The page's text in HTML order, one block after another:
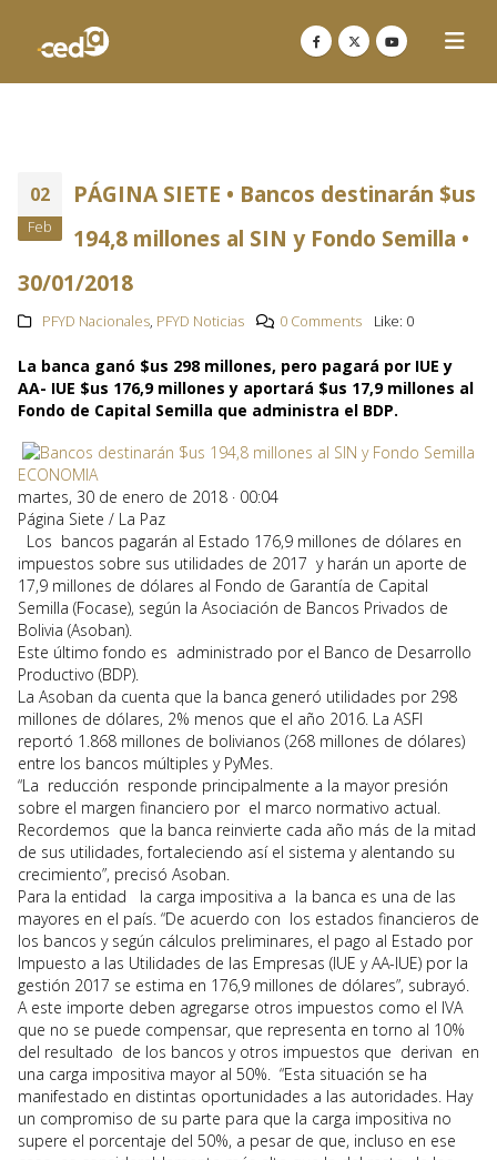
02
Feb
PÁGINA SIETE • Bancos destinarán $us
194,8 millones al SIN y Fondo Semilla •
30/01/2018
PFYD Nacionales, PFYD Noticias 0 Comments Like: 0
La banca ganó $us 298 millones, pero pagará por IUE y
AA- IUE $us 176,9 millones y aportará $us 17,9 millones al
Fondo de Capital Semilla que administra el BDP.
ECONOMIA
martes, 30 de enero de 2018 · 00:04
Página Siete / La Paz
Los bancos pagarán al Estado 176,9 millones de dólares en
impuestos sobre sus utilidades de 2017 y harán un aporte de
17,9 millones de dólares al Fondo de Garantía de Capital
Semilla (Focase), según la Asociación de Bancos Privados de
Bolivia (Asoban).
Este último fondo es administrado por el Banco de Desarrollo
Productivo (BDP).
La Asoban da cuenta que la banca generó utilidades por 298
millones de dólares, 2% menos que el año 2016. La ASFI
reportó 1.868 millones de bolivianos (268 millones de dólares)
entre los bancos múltiples y PyMes.
“La reducción responde principalmente a la mayor presión
sobre el margen financiero por el marco normativo actual.
Recordemos que la banca reinvierte cada año más de la mitad
de sus utilidades, fortaleciendo así el sistema y alentando su
crecimiento”, precisó Asoban.
Para la entidad la carga impositiva a la banca es una de las
mayores en el país. “De acuerdo con los estados financieros de
los bancos y según cálculos preliminares, el pago al Estado por
Impuesto a las Utilidades de las Empresas (IUE y AA-IUE) por la
gestión 2017 se estima en 176,9 millones de dólares”, subrayó.
A este importe deben agregarse otros impuestos como el IVA
que no se puede compensar, que representa en torno al 10%
del resultado de los bancos y otros impuestos que derivan en
una carga impositiva mayor al 50%. “Esta situación se ha
manifestado en distintas oportunidades a las autoridades. Hay
un compromiso de su parte para que la carga impositiva no
supere el porcentaje del 50%, a pesar de que, incluso en ese